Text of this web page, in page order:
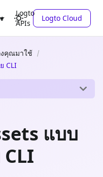
Logto
APIs
Logto Cloud
คุณมาใช้
CLI
แบบ